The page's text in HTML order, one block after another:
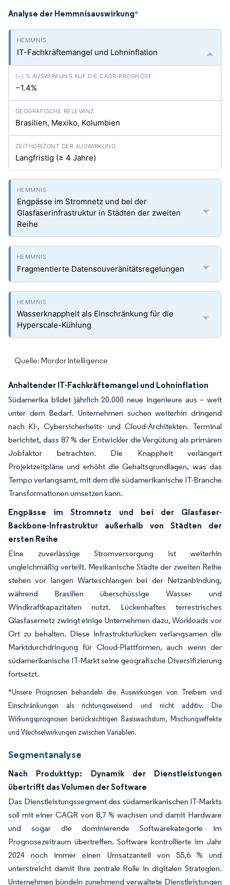
Analyse der Hemmnisauswirkung*
IT-Fachkräftemangel und Lohninflation
−1.4%
Brasilien, Mexiko, Kolumbien
Langfristig (≥ 4 Jahre)
Engpässe im Stromnetz und bei der
Glasfaserinfrastruktur in Städten der zweiten
Reihe
Fragmentierte Datensouveränitätsregelungen
Wasserknappheit als Einschränkung für die
Hyperscale-Kühlung
Quelle: Mordor Intelligence
Anhaltender IT-Fachkräftemangel und Lohninflation
Südamerika bildet jährlich 20.000 neue Ingenieure aus – weit
unter dem Bedarf. Unternehmen suchen weiterhin dringend
nach KI-, Cybersicherheits- und Cloud-Architekten. Terminal
berichtet, dass 87 % der Entwickler die Vergütung als primären
Jobfaktor betrachten. Die Knappheit verlängert
Projektzeitpläne und erhöht die Gehaltsgrundlagen, was das
Tempo verlangsamt, mit dem die südamerikanische IT-Branche
Transformationen umsetzen kann.
Engpässe im Stromnetz und bei der Glasfaser-
Backbone-Infrastruktur außerhalb von Städten der
ersten Reihe
Eine zuverlässige Stromversorgung ist weiterhin
ungleichmäßig verteilt. Mexikanische Städte der zweiten Reihe
stehen vor langen Warteschlangen bei der Netzanbindung,
während Brasilien überschüssige Wasser- und
Windkraftkapazitäten nutzt. Lückenhaftes terrestrisches
Glasfasernetz zwingt einige Unternehmen dazu, Workloads vor
Ort zu behalten. Diese Infrastrukturlücken verlangsamen die
Marktdurchdringung für Cloud-Plattformen, auch wenn der
südamerikanische IT-Markt seine geografische Diversifizierung
fortsetzt.
*Unsere Prognosen behandeln die Auswirkungen von Treibern und
Einschränkungen als richtungsweisend und nicht additiv. Die
Wirkungsprognosen berücksichtigen Basiswachstum, Mischungseffekte
und Wechselwirkungen zwischen Variablen.
Segmentanalyse
Nach Produkttyp: Dynamik der Dienstleistungen
übertrifft das Volumen der Software
Das Dienstleistungssegment des südamerikanischen IT-Markts
soll mit einer CAGR von 8,7 % wachsen und damit Hardware
und sogar die dominierende Softwarekategorie im
Prognosezeitraum übertreffen. Software kontrollierte im Jahr
2024 noch immer einen Umsatzanteil von 55,6 % und
unterstreicht damit ihre zentrale Rolle in digitalen Strategien.
Unternehmen bündeln zunehmend verwaltete Dienstleistungen